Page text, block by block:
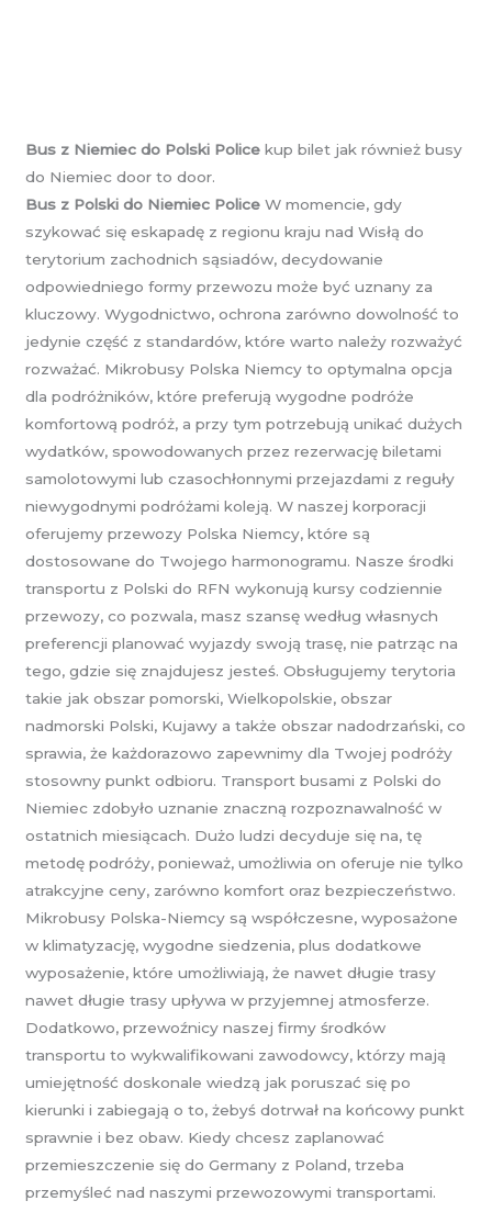
Bus z Niemiec do Polski Police kup bilet jak również busy
do Niemiec door to door.
Bus z Polski do Niemiec Police W momencie, gdy
szykować się eskapadę z regionu kraju nad Wisłą do
terytorium zachodnich sąsiadów, decydowanie
odpowiedniego formy przewozu może być uznany za
kluczowy. Wygodnictwo, ochrona zarówno dowolność to
jedynie część z standardów, które warto należy rozważyć
rozważać. Mikrobusy Polska Niemcy to optymalna opcja
dla podróżników, które preferują wygodne podróże
komfortową podróż, a przy tym potrzebują unikać dużych
wydatków, spowodowanych przez rezerwację biletami
samolotowymi lub czasochłonnymi przejazdami z reguły
niewygodnymi podróżami koleją. W naszej korporacji
oferujemy przewozy Polska Niemcy, które są
dostosowane do Twojego harmonogramu. Nasze środki
transportu z Polski do RFN wykonują kursy codziennie
przewozy, co pozwala, masz szansę według własnych
preferencji planować wyjazdy swoją trasę, nie patrząc na
tego, gdzie się znajdujesz jesteś. Obsługujemy terytoria
takie jak obszar pomorski, Wielkopolskie, obszar
nadmorski Polski, Kujawy a także obszar nadodrzański, co
sprawia, że każdorazowo zapewnimy dla Twojej podróży
stosowny punkt odbioru. Transport busami z Polski do
Niemiec zdobyło uznanie znaczną rozpoznawalność w
ostatnich miesiącach. Dużo ludzi decyduje się na, tę
metodę podróży, ponieważ, umożliwia on oferuje nie tylko
atrakcyjne ceny, zarówno komfort oraz bezpieczeństwo.
Mikrobusy Polska-Niemcy są współczesne, wyposażone
w klimatyzację, wygodne siedzenia, plus dodatkowe
wyposażenie, które umożliwiają, że nawet długie trasy
nawet długie trasy upływa w przyjemnej atmosferze.
Dodatkowo, przewoźnicy naszej firmy środków
transportu to wykwalifikowani zawodowcy, którzy mają
umiejętność doskonale wiedzą jak poruszać się po
kierunki i zabiegają o to, żebyś dotrwał na końcowy punkt
sprawnie i bez obaw. Kiedy chcesz zaplanować
przemieszczenie się do Germany z Poland, trzeba
przemyśleć nad naszymi przewozowymi transportami.